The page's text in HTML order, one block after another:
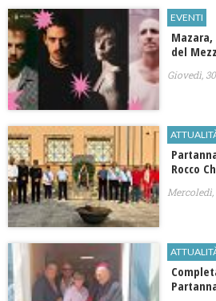
EVENTI
del
Giovedì,
Rocco